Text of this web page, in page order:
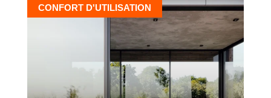
CONFORT D'UTILISATION